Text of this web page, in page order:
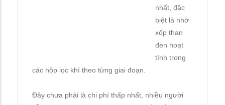
nhất, đặc
biệt là nhờ
xốp than
đen hoạt
tính trong
các hộp lọc khí theo từng giai đoạn.
Đây chưa phải là chi phí thấp nhất, nhiều người